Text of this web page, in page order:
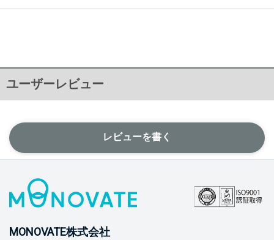
ユーザーレビュー
レビューを書く
MONOVATE株式会社